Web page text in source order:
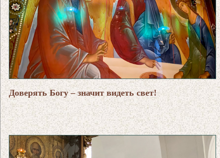
Доверять Богу – значит видеть свет!